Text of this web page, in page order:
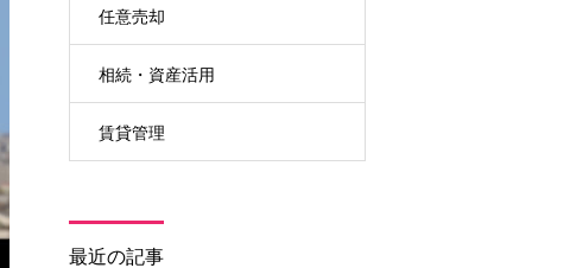
任意売却
相続・資産活用
賃貸管理
最近の記事